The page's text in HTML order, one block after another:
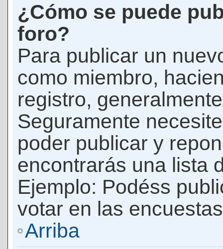
¿Cómo se puede
foro?
Para publicar un
como miembro,
registro,
Seguramente
poder publicar y
encontrarás una lista
Ejemplo: Podéss
votar en las
Arriba